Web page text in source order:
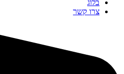
בלוג
צרו קשר